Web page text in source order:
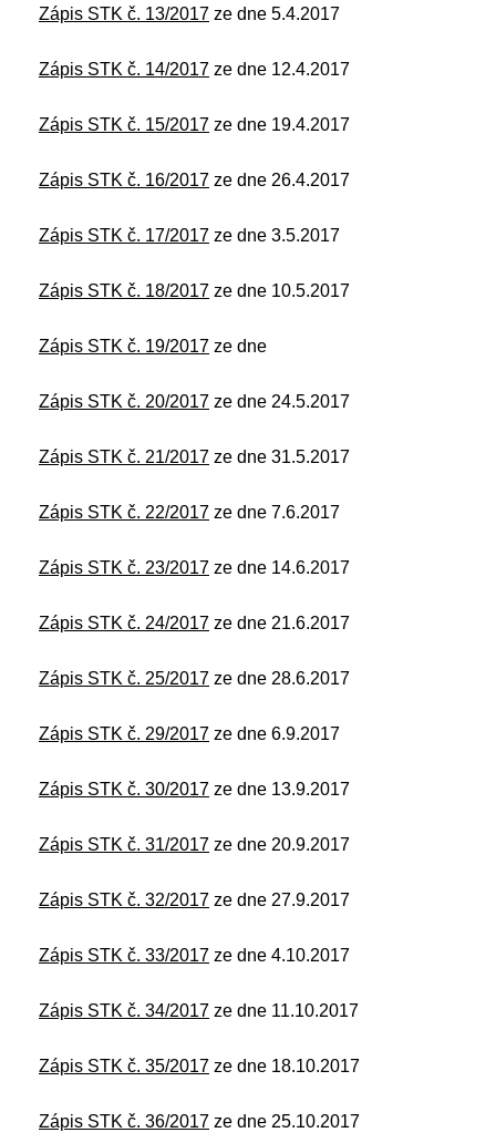
Zápis STK č. 13/2017 ze dne 5.4.2017
Zápis STK č. 14/2017 ze dne 12.4.2017
Zápis STK č. 15/2017 ze dne 19.4.2017
Zápis STK č. 16/2017 ze dne 26.4.2017
Zápis STK č. 17/2017 ze dne 3.5.2017
Zápis STK č. 18/2017 ze dne 10.5.2017
Zápis STK č. 19/2017 ze dne
Zápis STK č. 20/2017 ze dne 24.5.2017
Zápis STK č. 21/2017 ze dne 31.5.2017
Zápis STK č. 22/2017 ze dne 7.6.2017
Zápis STK č. 23/2017 ze dne 14.6.2017
Zápis STK č. 24/2017 ze dne 21.6.2017
Zápis STK č. 25/2017 ze dne 28.6.2017
Zápis STK č. 29/2017 ze dne 6.9.2017
Zápis STK č. 30/2017 ze dne 13.9.2017
Zápis STK č. 31/2017 ze dne 20.9.2017
Zápis STK č. 32/2017 ze dne 27.9.2017
Zápis STK č. 33/2017 ze dne 4.10.2017
Zápis STK č. 34/2017 ze dne 11.10.2017
Zápis STK č. 35/2017 ze dne 18.10.2017
Zápis STK č. 36/2017 ze dne 25.10.2017